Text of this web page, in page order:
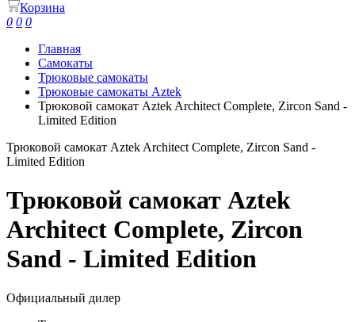
Корзина
0 0 0
Главная
Самокаты
Трюковые самокаты
Трюковые самокаты Aztek
Трюковой самокат Aztek Architect Complete, Zircon Sand -
Limited Edition
Трюковой самокат Aztek Architect Complete, Zircon Sand -
Limited Edition
Трюковой самокат Aztek
Architect Complete, Zircon
Sand - Limited Edition
Официальный дилер